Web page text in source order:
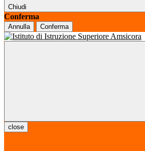
Chiudi
Conferma
Annulla Conferma
close